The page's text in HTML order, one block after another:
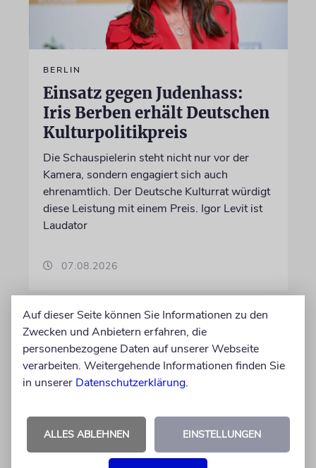
BERLIN
Einsatz gegen Judenhass:
Iris Berben erhält Deutschen
Kulturpolitikpreis
Die Schauspielerin steht nicht nur vor der
Kamera, sondern engagiert sich auch
ehrenamtlich. Der Deutsche Kulturrat würdigt
diese Leistung mit einem Preis. Igor Levit ist
Laudator
07.08.2026
Auf dieser Seite können Sie Informationen zu den
Zwecken und Anbietern erfahren, die
personenbezogene Daten auf unserer Webseite
verarbeiten. Weitergehende Informationen finden Sie
in unserer Datenschutzerklärung.
ALLES ABLEHNEN EINSTELLUNGEN